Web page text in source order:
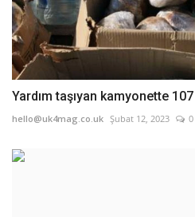
Yardım taşıyan kamyonette
hello@uk4mag.co.uk Şubat 12, 2023 0